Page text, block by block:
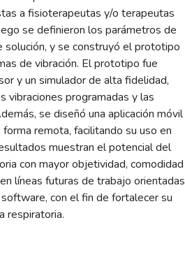
a fisioterapeutas y/o terapeutas
se definieron los parámetros de
y se construyó el prototipo
de vibración. El prototipo fue
y un simulador de alta fidelidad,
vibraciones programadas y las
se diseñó una aplicación móvil
remota, facilitando su uso en
muestran el potencial del
con mayor objetividad, comodidad
líneas futuras de trabajo orientadas
con el fin de fortalecer su
respiratoria.